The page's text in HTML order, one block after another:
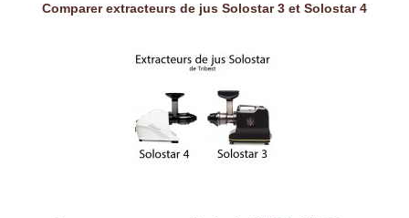
Comparer extracteurs de jus Solostar 3 et Solostar 4